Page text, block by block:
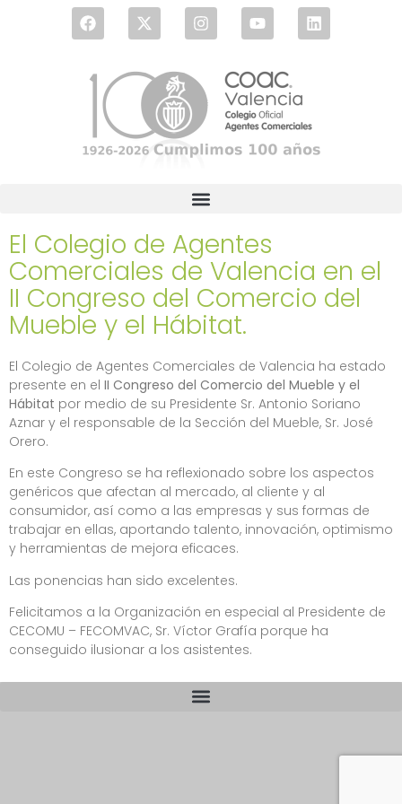
El Colegio de Agentes
Comerciales de Valencia en el
II Congreso del Comercio del
Mueble y el Hábitat.
El Colegio de Agentes Comerciales de Valencia ha estado
presente en el II Congreso del Comercio del Mueble y el
Hábitat por medio de su Presidente Sr. Antonio Soriano
Aznar y el responsable de la Sección del Mueble, Sr. José
Orero.
En este Congreso se ha reflexionado sobre los aspectos
genéricos que afectan al mercado, al cliente y al
consumidor, así como a las empresas y sus formas de
trabajar en ellas, aportando talento, innovación, optimismo
y herramientas de mejora eficaces.
Las ponencias han sido excelentes.
Felicitamos a la Organización en especial al Presidente de
CECOMU – FECOMVAC, Sr. Víctor Grafía porque ha
conseguido ilusionar a los asistentes.